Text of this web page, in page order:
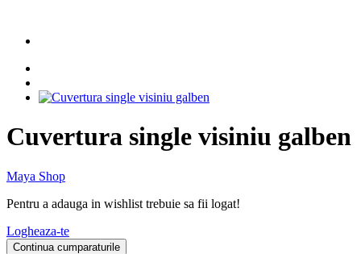
Cuvertura single visiniu galben
Maya Shop
Pentru a adauga in wishlist trebuie sa fii logat!
Logheaza-te
Continua cumparaturile